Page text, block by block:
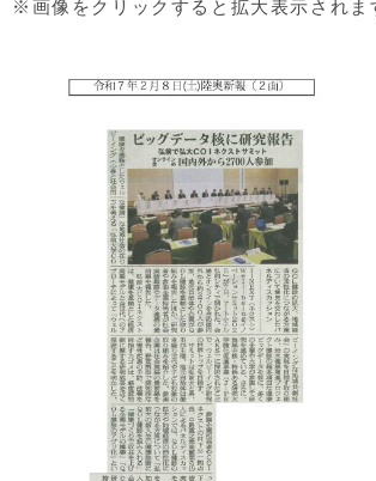
※画像をクリックすると拡大表示されま